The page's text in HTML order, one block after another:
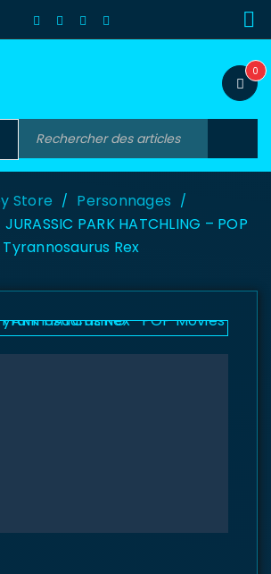
0
Store / Personnages /
JURASSIC PARK HATCHLING – POP
Tyrannosaurus Rex